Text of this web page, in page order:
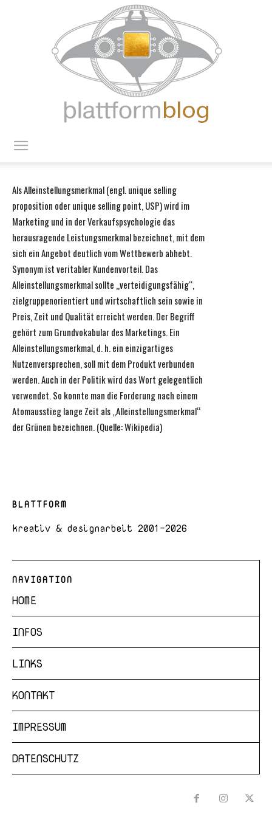
blog
Als Alleinstellungsmerkmal (engl. unique selling
proposition oder unique selling point, USP) wird im
Marketing und in der Verkaufspsychologie das
herausragende Leistungsmerkmal bezeichnet, mit dem
sich ein Angebot deutlich vom Wettbewerb abhebt.
Synonym ist veritabler Kundenvorteil. Das
Alleinstellungsmerkmal sollte „verteidigungsfähig“,
zielgruppenorientiert und wirtschaftlich sein sowie in
Preis, Zeit und Qualität erreicht werden. Der Begriff
gehört zum Grundvokabular des Marketings. Ein
Alleinstellungsmerkmal, d. h. ein einzigartiges
Nutzenversprechen, soll mit dem Produkt verbunden
werden. Auch in der Politik wird das Wort gelegentlich
verwendet. So konnte man die Forderung nach einem
Atomausstieg lange Zeit als „Alleinstellungsmerkmal“
der Grünen bezeichnen. (Quelle: Wikipedia)
BLATTFORM
kreativ & designarbeit 2001-2026
NAVIGATION
HOME
INFOS
LINKS
KONTAKT
IMPRESSUM
DATENSCHUTZ